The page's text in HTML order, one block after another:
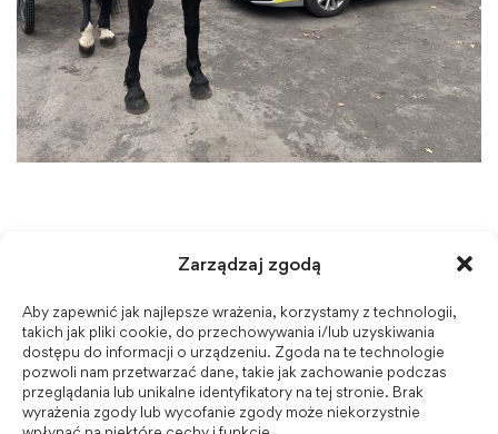
Zarządzaj zgodą
Aby zapewnić jak najlepsze wrażenia, korzystamy z technologii,
takich jak pliki cookie, do przechowywania i/lub uzyskiwania
dostępu do informacji o urządzeniu. Zgoda na te technologie
pozwoli nam przetwarzać dane, takie jak zachowanie podczas
przeglądania lub unikalne identyfikatory na tej stronie. Brak
wyrażenia zgody lub wycofanie zgody może niekorzystnie